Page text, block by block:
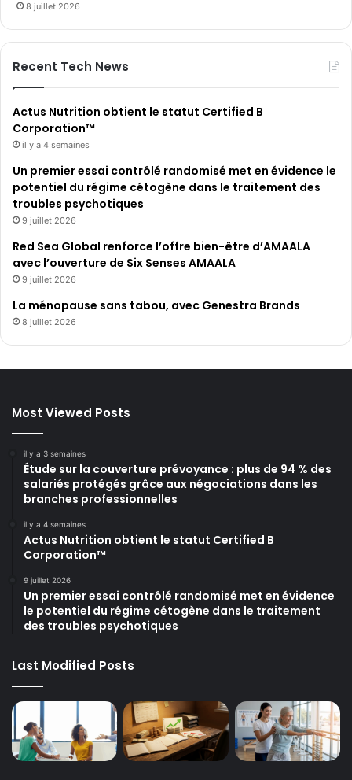
8 juillet 2026
Recent Tech News
Actus Nutrition obtient le statut Certified B
Corporation™
il y a 4 semaines
Un premier essai contrôlé randomisé met en évidence le
potentiel du régime cétogène dans le traitement des
troubles psychotiques
9 juillet 2026
Red Sea Global renforce l’offre bien-être d’AMAALA
avec l’ouverture de Six Senses AMAALA
9 juillet 2026
La ménopause sans tabou, avec Genestra Brands
8 juillet 2026
Most Viewed Posts
il y a 3 semaines
Étude sur la couverture prévoyance : plus de 94 % des
salariés protégés grâce aux négociations dans les
branches professionnelles
il y a 4 semaines
Actus Nutrition obtient le statut Certified B
Corporation™
9 juillet 2026
Un premier essai contrôlé randomisé met en évidence
le potentiel du régime cétogène dans le traitement
des troubles psychotiques
Last Modified Posts